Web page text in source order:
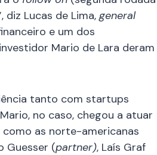
Lucas de Lima, general
e um dos
Mario de Lara deram
tanto com startups
no caso, chegou a atuar
as norte-americanas
Guesser (partner), Laís Graf